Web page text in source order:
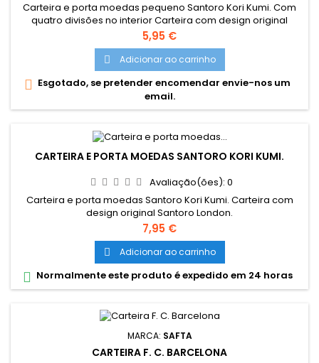
Carteira e porta moedas pequeno Santoro Kori Kumi. Com
quatro divisões no interior Carteira com design original
Santoro London
Preço
5,95 €
 Adicionar ao carrinho
 Esgotado, se pretender encomendar envie-nos um
email.
CARTEIRA E PORTA MOEDAS SANTORO KORI KUMI.
Avaliação(ões): 0
Carteira e porta moedas Santoro Kori Kumi. Carteira com
design original Santoro London.
Preço
7,95 €
 Adicionar ao carrinho
 Normalmente este produto é expedido em 24 horas
MARCA: SAFTA
CARTEIRA F. C. BARCELONA